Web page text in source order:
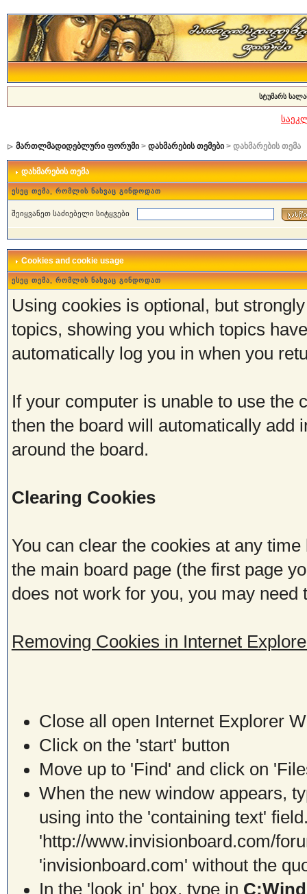
სტუმარს
მართლმადიდებლური ფორუმი> დახმარების თემები> დახმარების თემა
დახმარების თემა
ესეც თემა, რომლის ნახვაც გინდოდათ
შეიყვანეთ საძიებელი სიტყვები
Cookies and cookie usage
ესეც თემა, რომლის ნახვაც გინდოდათ
Using cookies is optional, but
topics, showing you which topics
automatically log you in when you
If your computer is unable to use the
then the board will automatically add
around the board.
Clearing Cookies
You can clear the cookies at any
the main board page (the first page
does not work for you, you may
Removing Cookies in Internet
Close all open Internet Explorer
Click on the 'start' button
Move up to 'Find' and click on
When the new window appears,
using into the 'containing text'
'http://www.invisionboard.com/
'invisionboard.com' without the
In the 'look in' box, type in